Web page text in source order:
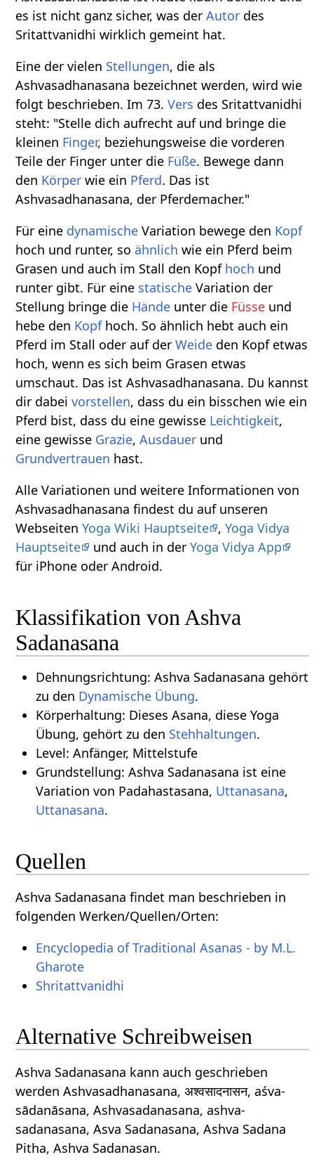
es ist nicht ganz sicher, was derAutor des
Sritattvanidhi wirklich gemeint hat.
Eine der vielen Stellungen, die als
Ashvasadhanasana bezeichnet werden, wird wie
folgt beschrieben. Im 73.Vers des Sritattvanidhi
steht: "Stelle dich aufrecht auf und bringe die
kleinen Finger, beziehungsweise die vorderen
Teile der Finger unter die Füße. Bewege dann
den Körper wie ein Pferd. Das ist
Ashvasadhanasana, der Pferdemacher."
Für eine dynamische Variation bewege den Kopf
hoch und runter, so ähnlich wie ein Pferd beim
Grasen und auch im Stall den Kopf hoch und
runter gibt. Für eine statische Variation der
Stellung bringe die Hände unter die Füsse und
hebe den Kopfhoch. So ähnlich hebt auch ein
Pferd im Stall oder auf derWeide den Kopf etwas
hoch, wenn es sich beim Grasen etwas
umschaut. Das ist Ashvasadhanasana. Du kannst
dir dabeivorstellen, dass du ein bisschen wie ein
Pferd bist, dass du eine gewisse Leichtigkeit,
eine gewisse Grazie,Ausdauer und
Grundvertrauen hast.
Alle Variationen und weitere Informationen von
Ashvasadhanasana findest du auf unseren
WebseitenYoga Wiki Hauptseite ,Yoga Vidya
Hauptseite
und auch in derYoga Vidya App
für iPhone oder Android.
Klassifikation von Ashva
Sadanasana
Dehnungsrichtung: Ashva Sadanasana gehört
zu den Dynamische Übung.
Körperhaltung: Dieses Asana, diese Yoga
Übung, gehört zu den Stehhaltungen.
Level: Anfänger, Mittelstufe
Grundstellung: Ashva Sadanasana ist eine
Variation von Padahastasana, Uttanasana,
Uttanasana.
Quellen
Ashva Sadanasana findet man beschrieben in
folgenden Werken/Quellen/Orten:
Encyclopedia of Traditional Asanas - by M.L.
Gharote
Shritattvanidhi
Alternative Schreibweisen
Ashva Sadanasana kann auch geschrieben
werden Ashvasadhanasana, अश्वसादनासन, aśva-
sādanāsana, Ashvasadanasana, ashva-
sadanasana, Asva Sadanasana, Ashva Sadana
Pitha, Ashva Sadanasan.